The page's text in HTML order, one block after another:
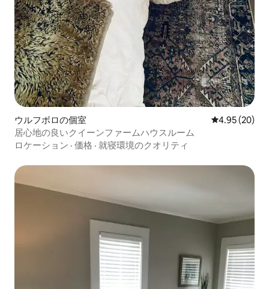
ウルフボロの個室 レビュー20
4.95 (20)
居心地の良いクイーンファームハウスルーム
ロケーション · 価格 · 就寝環境のクオリティ